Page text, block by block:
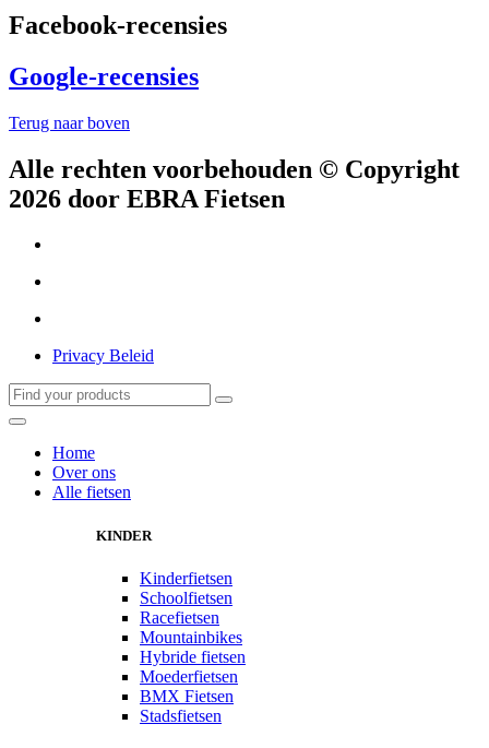
Facebook-recensies
Google-recensies
Terug naar boven
Alle rechten voorbehouden © Copyright
2026 door EBRA Fietsen
Privacy Beleid
Home
Over ons
Alle fietsen
KINDER
Kinderfietsen
Schoolfietsen
Racefietsen
Mountainbikes
Hybride fietsen
Moederfietsen
BMX Fietsen
Stadsfietsen